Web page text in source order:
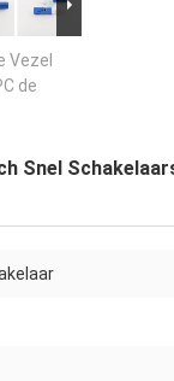
Vezel
de
Snel